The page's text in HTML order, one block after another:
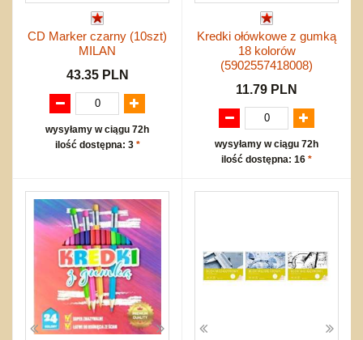
Koszty przesyłki
Regulamin
Mapa produktów
CD Marker czarny (10szt)
MILAN
43.35 PLN
wysyłamy w ciągu 72h
ilość dostępna: 3 *
Kredki ołówkowe z gumką
18 kolorów
(5902557418008)
11.79 PLN
wysyłamy w ciągu 72h
ilość dostępna: 16 *